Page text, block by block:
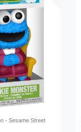
- Sesame Street